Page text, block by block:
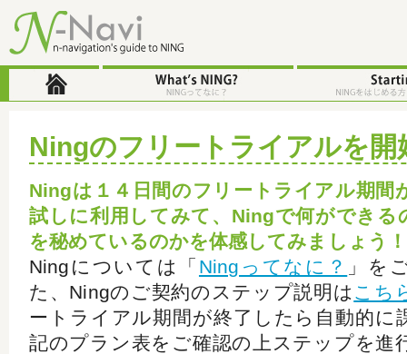
Ningのフリートライアルを開
Ningは１４日間のフリートライアル期間
試しに利用してみて、Ningで何ができる
を秘めているのかを体感してみましょう
Ningについては「 Ningってなに？ 」を
た、Ningのご契約のステップ説明は こち
ートライアル期間が終了したら自動的に
記のプラン表をご確認の上ステップを進